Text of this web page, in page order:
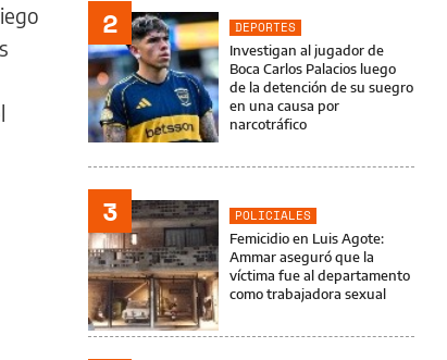
2
DEPORTES
Investigan al jugador de
Boca Carlos Palacios luego
de la detención de su suegro
en una causa por
narcotráfico
3
POLICIALES
Femicidio en Luis Agote:
Ammar aseguró que la
víctima fue al departamento
como trabajadora sexual